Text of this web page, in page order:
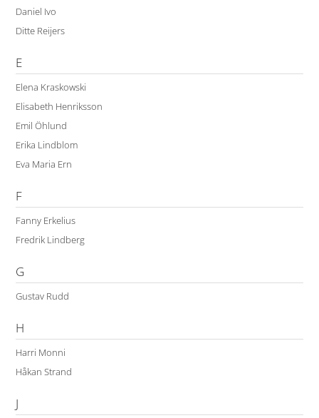
Daniel Ivo
Ditte Reijers
E
Elena Kraskowski
Elisabeth Henriksson
Emil Öhlund
Erika Lindblom
Eva Maria Ern
F
Fanny Erkelius
Fredrik Lindberg
G
Gustav Rudd
H
Harri Monni
Håkan Strand
J